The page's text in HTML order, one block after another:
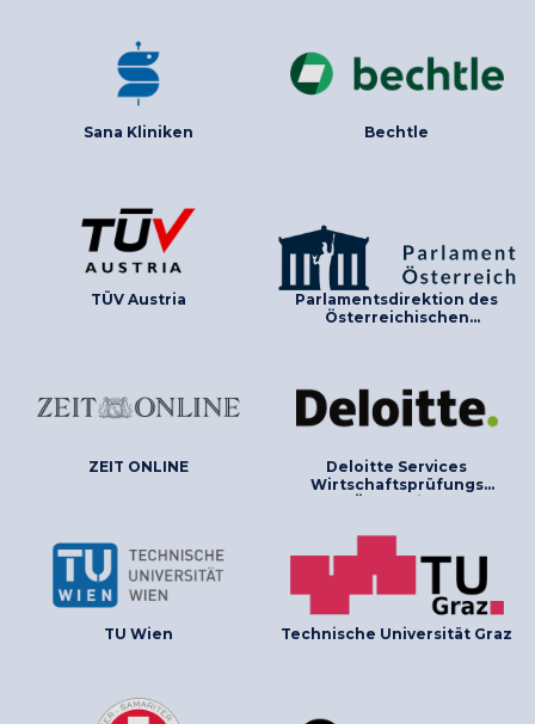
Sana Kliniken Bechtle
TÜV Austria
Parlamentsdirektion des
Österreichischen
ZEIT ONLINE
Deloitte Services
Wirtschaftsprüfungs
TU Wien Technische Universität Graz